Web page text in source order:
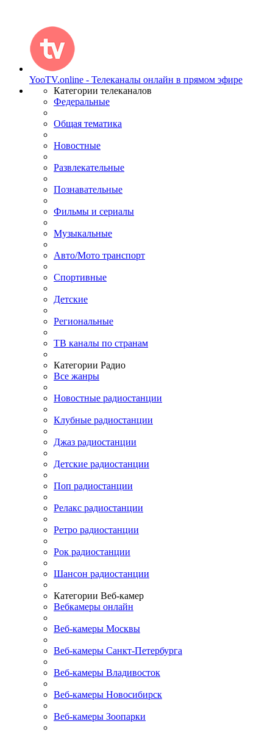
YooTV.online - Телеканалы онлайн в прямом эфире
Категории телеканалов
Федеральные
Общая тематика
Новостные
Развлекательные
Познавательные
Фильмы и сериалы
Музыкальные
Авто/Мото транспорт
Спортивные
Детские
Региональные
ТВ каналы по странам
Категории Радио
Все жанры
Новостные радиостанции
Клубные радиостанции
Джаз радиостанции
Детские радиостанции
Поп радиостанции
Релакс радиостанции
Ретро радиостанции
Рок радиостанции
Шансон радиостанции
Категории Веб-камер
Вебкамеры онлайн
Веб-камеры Москвы
Веб-камеры Санкт-Петербурга
Веб-камеры Владивосток
Веб-камеры Новосибирск
Веб-камеры Зоопарки